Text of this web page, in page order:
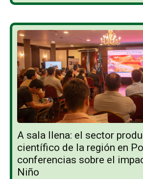
A sala llena: el sector
científico de la región en
conferencias sobre el
Niño